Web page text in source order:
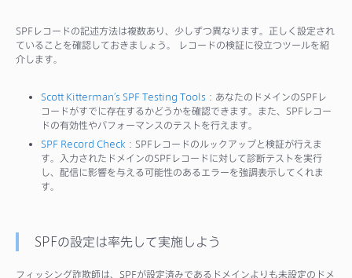
SPFレコードの記述方法は複数あり、少しずつ異なります。正しく設定され
ていることを確認しておきましょう。 レコードの検証に役立つツールを紹
介します。
Scott Kitterman’s SPF Testing Tools ：あなたのドメインのSPFレ
コードがすでに存在するかどうかを確認できます。また、SPFレコー
ドの有効性やパフォーマンスのテストを行えます。
SPF Record Check ：SPFレコードのルックアップと検証が行えま
す。入力されたドメインのSPFレコードに対して診断テストを実行
し、配信に影響を与える可能性のあるエラーを強調表示してくれま
す。
SPFの設定は率先して実施しよう
フィッシング詐欺師は、SPFが設定済みであるドメインよりも未設定のドメ